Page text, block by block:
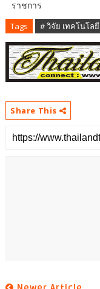
ราชการ
Tags # วิจัย เทคโนโล
Share This